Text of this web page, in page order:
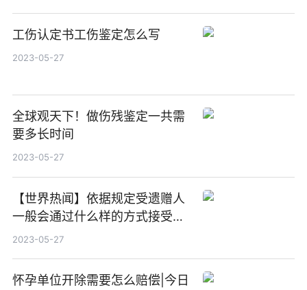
工伤认定书工伤鉴定怎么写
2023-05-27
全球观天下！做伤残鉴定一共需
要多长时间
2023-05-27
【世界热闻】依据规定受遗赠人
一般会通过什么样的方式接受遗
赠
2023-05-27
怀孕单位开除需要怎么赔偿|今日